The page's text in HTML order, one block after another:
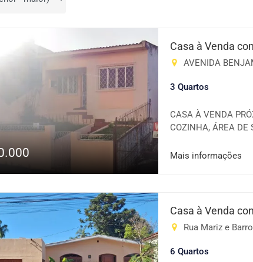
Casa à Venda
AVENIDA
3 Quartos
CASA À VENDA
COZINHA, ÁREA DE
FORAM
Mais informações
Casa à Venda
Rua Mariz e
6 Quartos